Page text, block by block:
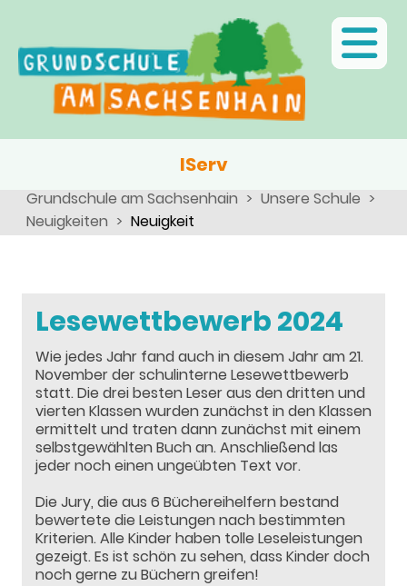
IServ
Grundschule am Sachsenhain
Unsere Schule
Neuigkeiten
Neuigkeit
Lesewettbewerb 2024
Wie jedes Jahr fand auch in diesem Jahr am 21.
November der schulinterne Lesewettbewerb
statt. Die drei besten Leser aus den dritten und
vierten Klassen wurden zunächst in den Klassen
ermittelt und traten dann zunächst mit einem
selbstgewählten Buch an. Anschließend las
jeder noch einen ungeübten Text vor.
Die Jury, die aus 6 Büchereihelfern bestand
bewertete die Leistungen nach bestimmten
Kriterien. Alle Kinder haben tolle Leseleistungen
gezeigt. Es ist schön zu sehen, dass Kinder doch
noch gerne zu Büchern greifen!
Kinder
Eltern
Schulsozialarbeit
Schulseelsorge
Angebote, Projekte, Aktionen, Arbeitsgemeinschaften